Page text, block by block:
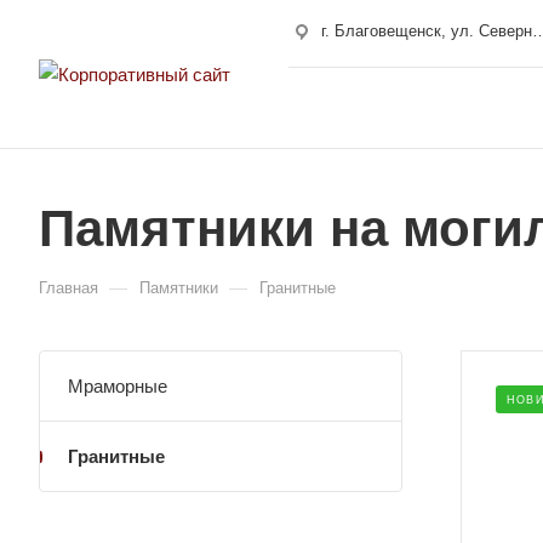
г. Благовещенск,
Памятники на
Главная — Памятники — Гранитные
1500x500x80
Мраморные
Гранитные